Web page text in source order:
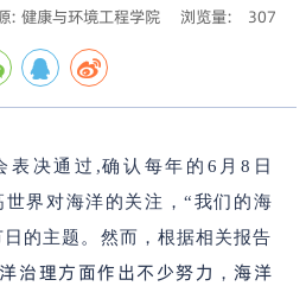
: 健康与环境工程学院 浏览量: 307
表决通过 ,确认每年的6月8日
世界对海洋的关注，“我们的海
的主题。然而，根据相关报告
治理方面作出不少努力 ， 海洋